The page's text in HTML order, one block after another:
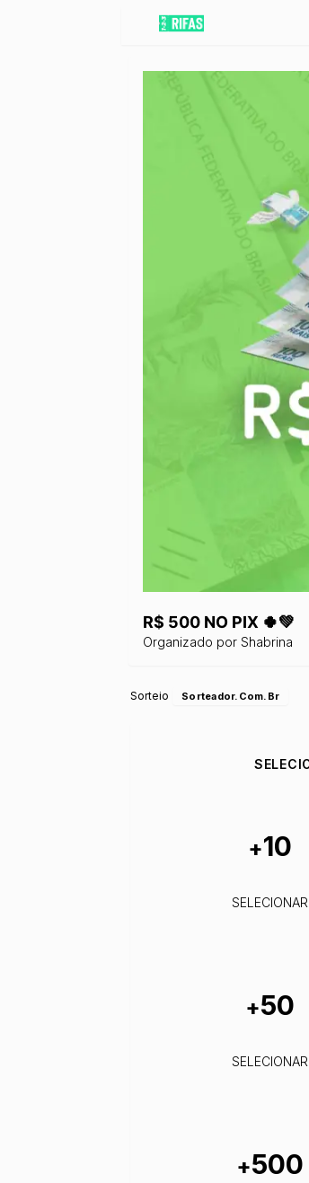
R$ 500 NO PIX 🍀💚
Organizado por Shabrina
Sorteio Sorteador.com.br
+10
SELECIONAR
+50
SELECIONAR
+500